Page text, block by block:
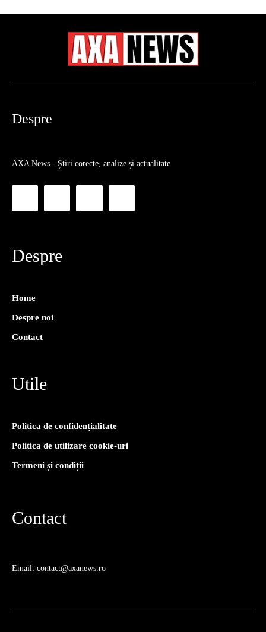
Despre
AXA News - Știri corecte, analize și actualitate
Despre
Home
Despre noi
Contact
Utile
Politica de confidențialitate
Politica de utilizare cookie-uri
Termeni și condiții
Contact
Email: contact@axanews.ro